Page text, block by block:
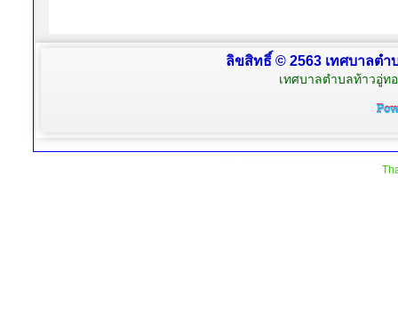
ลิขสิทธิ์ © 2563 เทศบาลต
เทศบาลตำบลท้าวอู่ท